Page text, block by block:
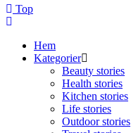
Top
Hem
Kategorier
Beauty stories
Health stories
Kitchen stories
Life stories
Outdoor stories